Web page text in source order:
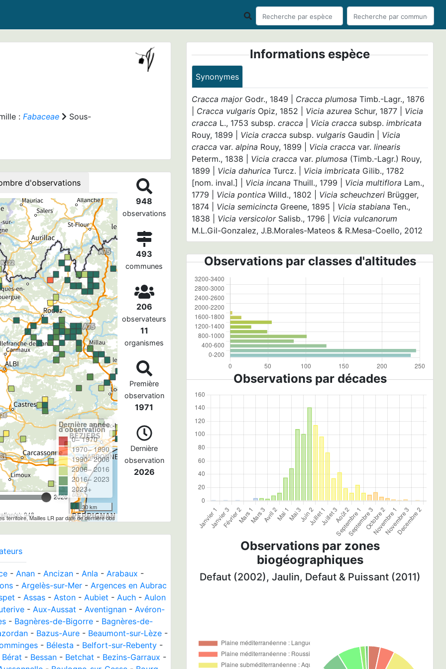
: Fabaceae Sous-
d'observations
2026
948
Dernière année
d'observation
0– 1970
1970– 1990
1990– 2006
2006– 2016
2016– 2023
2023+
30 km
territoire, Mailles LR par date de dernière obs
948
observations
493
communes
206
observateurs
11
organismes
Première
observation
1971
Dernière
observation
2026
- Anan - Ancizan - Anla - Arabaux -
- Argelès-sur-Mer - Argences en Aubrac
- Assas - Aston - Aubiet - Auch - Aulon
- Aux-Aussat - Aventignan - Avéron-
- Bagnères-de-Bigorre - Bagnères-de-
- Bazus-Aure - Beaumont-sur-Lèze -
- Bélesta - Belfort-sur-Rebenty -
Bérat - Bessan - Betchat - Bezins-Garraux -
Informations espèce
Synonymes
Cracca majorGodr., 1849 | Cracca plumosa Timb.-Lagr., 1876
Cracca vulgaris Opiz, 1852 | Vicia azurea Schur, 1877 | Vicia
cracca L., 1753 subsp. cracca Vicia cracca subsp. imbricata
Rouy, 1899 | Vicia cracca subsp. vulgaris Gaudin | Vicia
craccavar. alpina Rouy, 1899 | Vicia craccavar. linearis
Peterm., 1838 | Vicia craccavar. plumosa (Timb.-Lagr.) Rouy,
1899 | Vicia dahurica Turcz. | Vicia imbricata Gilib., 1782
[nom. inval.] | Vicia incana Thuill., 1799 | Vicia multiflora Lam.,
1779 | Vicia pontica Willd., 1802 | Vicia scheuchzeri Brügger,
1874 | Vicia semicincta Greene, 1895 | Vicia stabiana Ten.,
1838 | Vicia versicolorSalisb., 1796 | Vicia vulcanorum
M.L.Gil-Gonzalez, J.B.Morales-Mateos & R.Mesa-Coello, 2012
Observations par classes d'altitudes
Observations par décades
Observations par zones
biogéographiques
Defaut (2002), Jaulin, Defaut & Puissant (2011)